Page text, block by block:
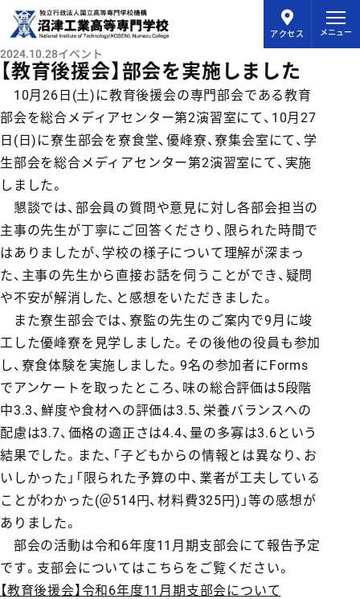
アクセス メニュー
【教育後援会】部会を実施しました
2024.10.28イベント
10月26日(土)に教育後援会の専門部会である教育
部会を総合メディアセンター第2演習室にて、10月27
日(日)に寮生部会を寮食堂、優峰寮、寮集会室にて、学
生部会を総合メディアセンター第2演習室にて、実施
しました。
懇談では、部会員の質問や意見に対し各部会担当の
主事の先生が丁寧にご回答くださり、限られた時間で
はありましたが、学校の様子について理解が深まっ
た、主事の先生から直接お話を伺うことができ、疑問
や不安が解消した、と感想をいただきました。
また寮生部会では、寮監の先生のご案内で9月に竣
工した優峰寮を見学しました。その後他の役員も参加
し、寮食体験を実施しました。9名の参加者にForms
でアンケートを取ったところ、味の総合評価は5段階
中3.3、鮮度や食材への評価は3.5、栄養バランスへの
配慮は3.7、価格の適正さは4.4、量の多寡は3.6という
結果でした。また、「子どもからの情報とは異なり、お
いしかった」「限られた予算の中、業者が工夫している
ことがわかった(＠514円、材料費325円)」等の感想が
ありました。
部会の活動は令和6年度11月期支部会にて報告予定
です。支部会についてはこちらをご覧ください。
【教育後援会】令和6年度11月期支部会について